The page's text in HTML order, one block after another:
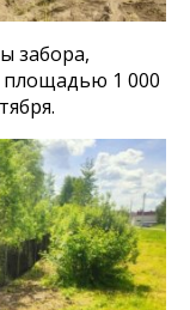
забора,
1 000